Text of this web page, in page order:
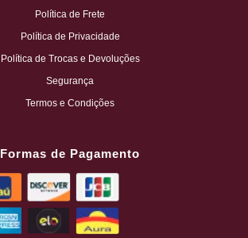
Política de Frete
Política de Privacidade
Política de Trocas e Devoluções
Segurança
Termos e Condições
Formas de Pagamento